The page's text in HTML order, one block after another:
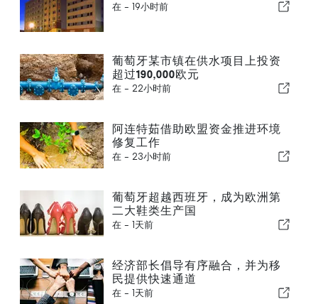
在 - 19小时前
葡萄牙某市镇在供水项目上投资
超过190,000欧元
在 - 22小时前
阿连特茹借助欧盟资金推进环境
修复工作
在 - 23小时前
葡萄牙超越西班牙，成为欧洲第
二大鞋类生产国
在 - 1天前
经济部长倡导有序融合，并为移
民提供快速通道
在 - 1天前